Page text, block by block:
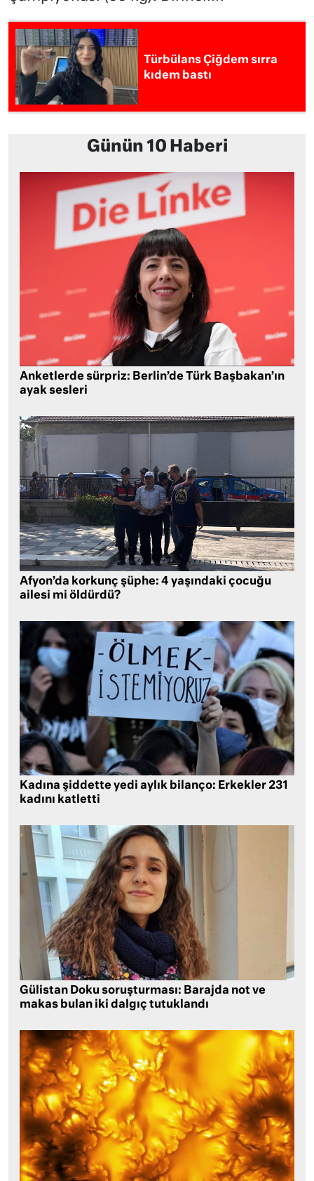
Türbülans Çiğdem sırra
kıdem bastı
Günün 10 Haberi
Anketlerde sürpriz: Berlin’de Türk Başbakan’ın
ayak sesleri
Afyon’da korkunç şüphe: 4 yaşındaki çocuğu
ailesi mi öldürdü?
Kadına şiddette yedi aylık bilanço: Erkekler 231
kadını katletti
Gülistan Doku soruşturması: Barajda not ve
makas bulan iki dalgıç tutuklandı